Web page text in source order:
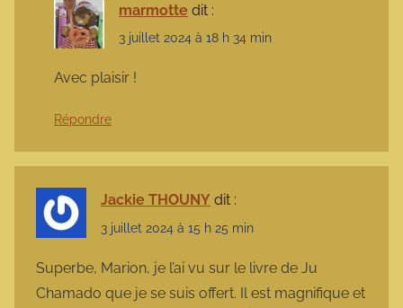
marmotte dit :
3 juillet 2024 à 18 h 34 min
Avec plaisir !
Répondre
Jackie THOUNY dit :
3 juillet 2024 à 15 h 25 min
Superbe, Marion, je l’ai vu sur le livre de Ju
Chamado que je se suis offert. Il est magnifique et